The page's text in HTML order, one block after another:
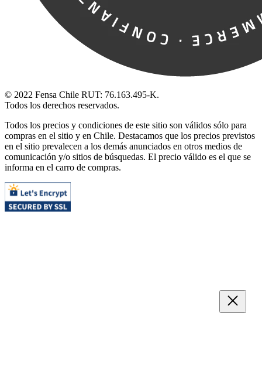
© 2022 Fensa Chile RUT: 76.163.495-K.
Todos los derechos reservados.
Todos los precios y condiciones de este sitio son válidos sólo para
compras en el sitio y en Chile. Destacamos que los precios previstos
en el sitio prevalecen a los demás anunciados en otros medios de
comunicación y/o sitios de búsquedas. El precio válido es el que se
informa en el carro de compras.